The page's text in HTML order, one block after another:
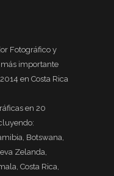
Fotográfico y
importante
en Costa Rica
en 20
Botswana,
Zelanda,
Costa Rica,